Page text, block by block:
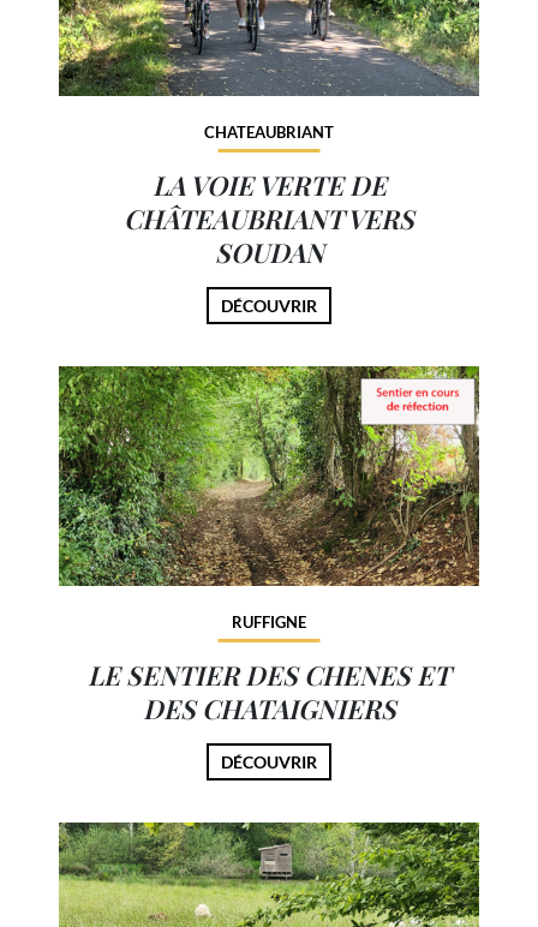
CHATEAUBRIANT
LA VOIE VERTE DE
CHÂTEAUBRIANT VERS
SOUDAN
DÉCOUVRIR
RUFFIGNE
LE SENTIER DES CHENES ET
DES CHATAIGNIERS
DÉCOUVRIR